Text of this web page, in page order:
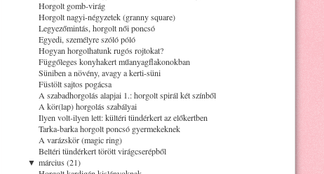
Horgolt gomb-virág
Horgolt nagyi-négyzetek (granny square)
Legyezőmintás, horgolt női poncsó
Egyedi, személyre szóló póló
Hogyan horgolhatunk rugós rojtokat?
Függőleges konyhakert műanyagflakonokban
Süniben a növény, avagy a kerti-süni
Füstölt sajtos pogácsa
A szabadhorgolás alapjai 1.: horgolt spirál két színből
A kör(lap) horgolás szabályai
Ilyen volt-ilyen lett: kültéri tündérkert az előkertben
Tarka-barka horgolt poncsó gyermekeknek
A varázskör (magic ring)
Beltéri tündérkert törött virágcserépből
▼ március (21)